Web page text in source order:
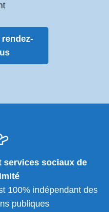
services sociaux de
100% indépendant des
publiques